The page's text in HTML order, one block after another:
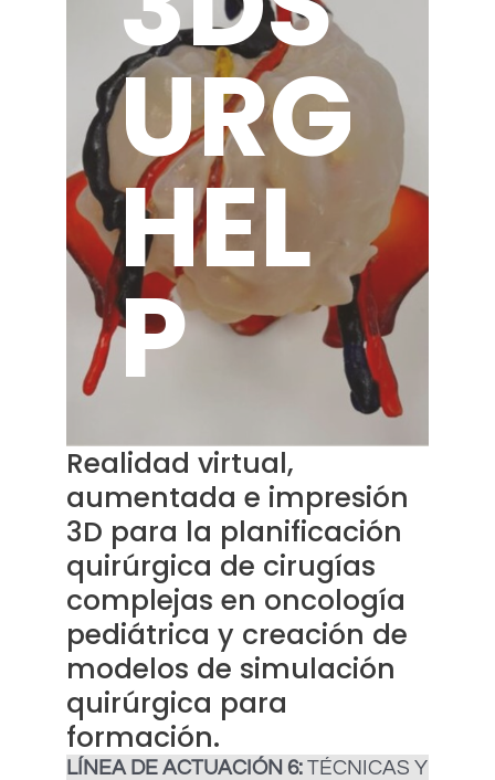
URG
HEL
P
Realidad virtual,
aumentada e impresión
3D para la planificación
quirúrgica de cirugías
complejas en oncología
pediátrica y creación de
modelos de simulación
quirúrgica para
formación.
LÍNEA DE ACTUACIÓN 6: TÉCNICAS Y